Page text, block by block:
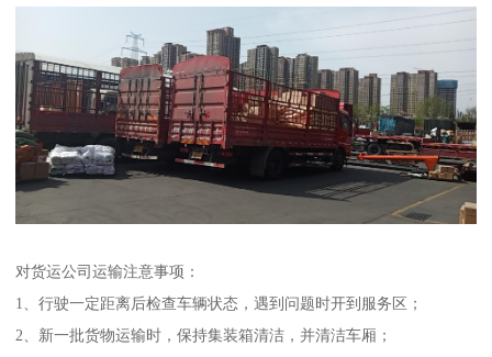
对货运公司运输注意事项：
1、行驶一定距离后检查车辆状态，遇到问题时开到服务区；
2、新一批货物运输时，保持集装箱清洁，并清洁车厢；